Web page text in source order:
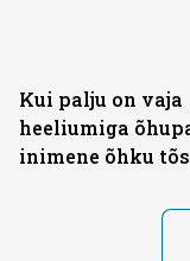
Kui palju on vaja
heeliumiga
inimene õhku